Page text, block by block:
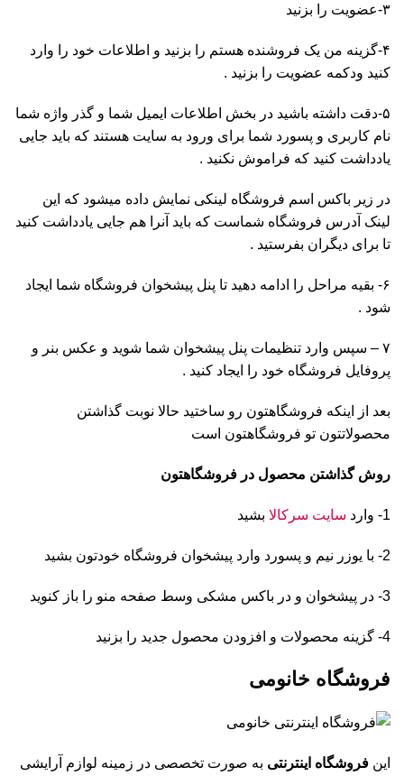
۳-عضویت را بزنید
۴-گزینه من یک فروشنده هستم را بزنید و اطلاعات خود را وارد
کنید ودکمه عضویت را بزنید .
۵-دقت داشته باشید در بخش اطلاعات ایمیل شما و گذر واژه شما
نام کاربری و پسورد شما برای ورود به سایت هستند که باید جایی
یادداشت کنید که فراموش نکنید .
در زیر باکس اسم فروشگاه لینکی نمایش داده میشود که این
لینک آدرس فروشگاه شماست که باید آنرا هم جایی یادداشت کنید
تا برای دیگران بفرستید .
۶- بقیه مراحل را ادامه دهید تا پنل پیشخوان فروشگاه شما ایجاد
شود .
۷ – سپس وارد تنظیمات پنل پیشخوان شما شوید و عکس بنر و
پروفایل فروشگاه خود را ایجاد کنید .
بعد از اینکه فروشگاهتون رو ساختید حالا نوبت گذاشتن
محصولاتتون تو فروشگاهتون است
روش گذاشتن محصول در فروشگاهتون
1- وارد سایت سرکالا بشید
2- با یوزر نیم و پسورد وارد پیشخوان فروشگاه خودتون بشید
3- در پیشخوان و در باکس مشکی وسط صفحه منو را باز کنوید
4- گزینه محصولات و افزودن محصول جدید را بزنید
فروشگاه خانومی
این فروشگاه اینترنتی به صورت تخصصی در زمینه لوازم آرایشی